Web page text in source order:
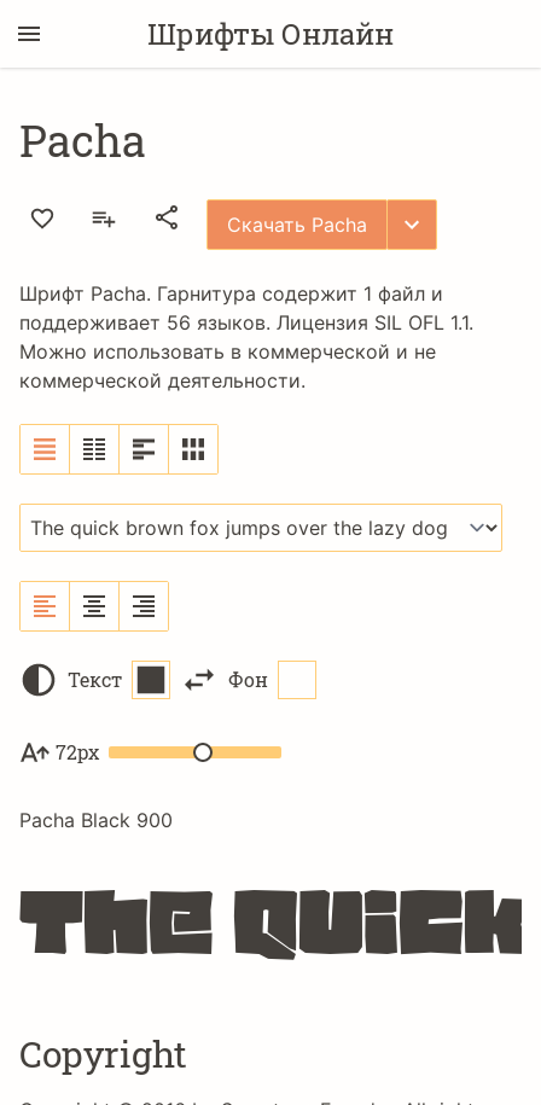
Шрифты Онлайн
Pacha
Скачать Pacha
Шрифт Pacha. Гарнитура содержит 1 файл и
поддерживает 56 языков. Лицензия SIL OFL 1.1.
Можно использовать в коммерческой и не
коммерческой деятельности.
Текст Фон
72px
Pacha Black 900
The
Copyright